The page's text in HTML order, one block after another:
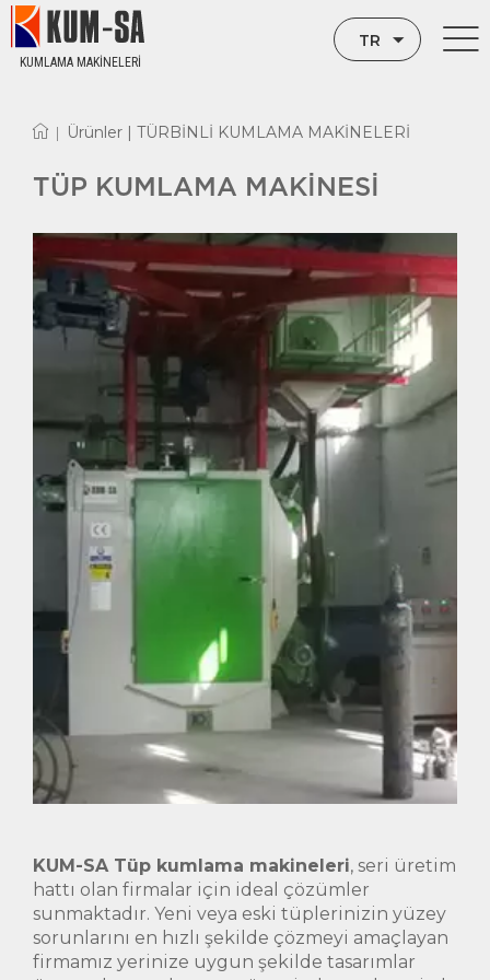
KUMLAMA MAKİNELERİ
TR
RU
| Ürünler | TÜRBİNLİ KUMLAMA MAKİNELERİ
TÜP KUMLAMA MAKİNESİ
KUM-SA Tüp kumlama makineleri, seri üretim
hattı olan firmalar için ideal çözümler
sunmaktadır. Yeni veya eski tüplerinizin yüzey
sorunlarını en hızlı şekilde çözmeyi amaçlayan
firmamız yerinize uygun şekilde tasarımlar